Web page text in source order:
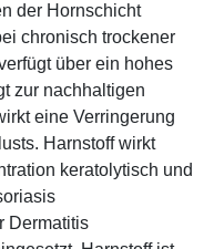
der Hornschicht
chronisch trockener
über ein hohes
zur nachhaltigen
eine Verringerung
Harnstoff wirkt
keratolytisch und
Dermatitis